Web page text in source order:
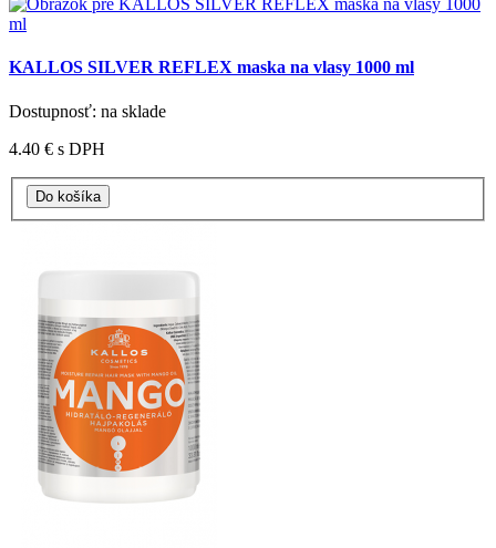
KALLOS SILVER REFLEX maska na vlasy 1000 ml
Dostupnosť: na sklade
4.40 € s DPH